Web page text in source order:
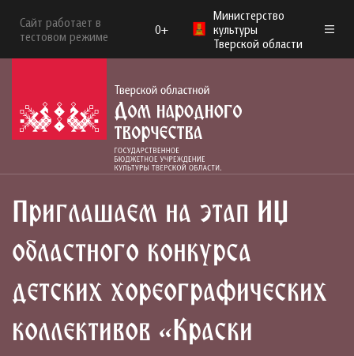
Сайт работает в
тестовом режиме
0+
Министерство
культуры
Тверской области
Приглашаем на этап IX
областного конкурса
детских хореографических
коллективов «Краски